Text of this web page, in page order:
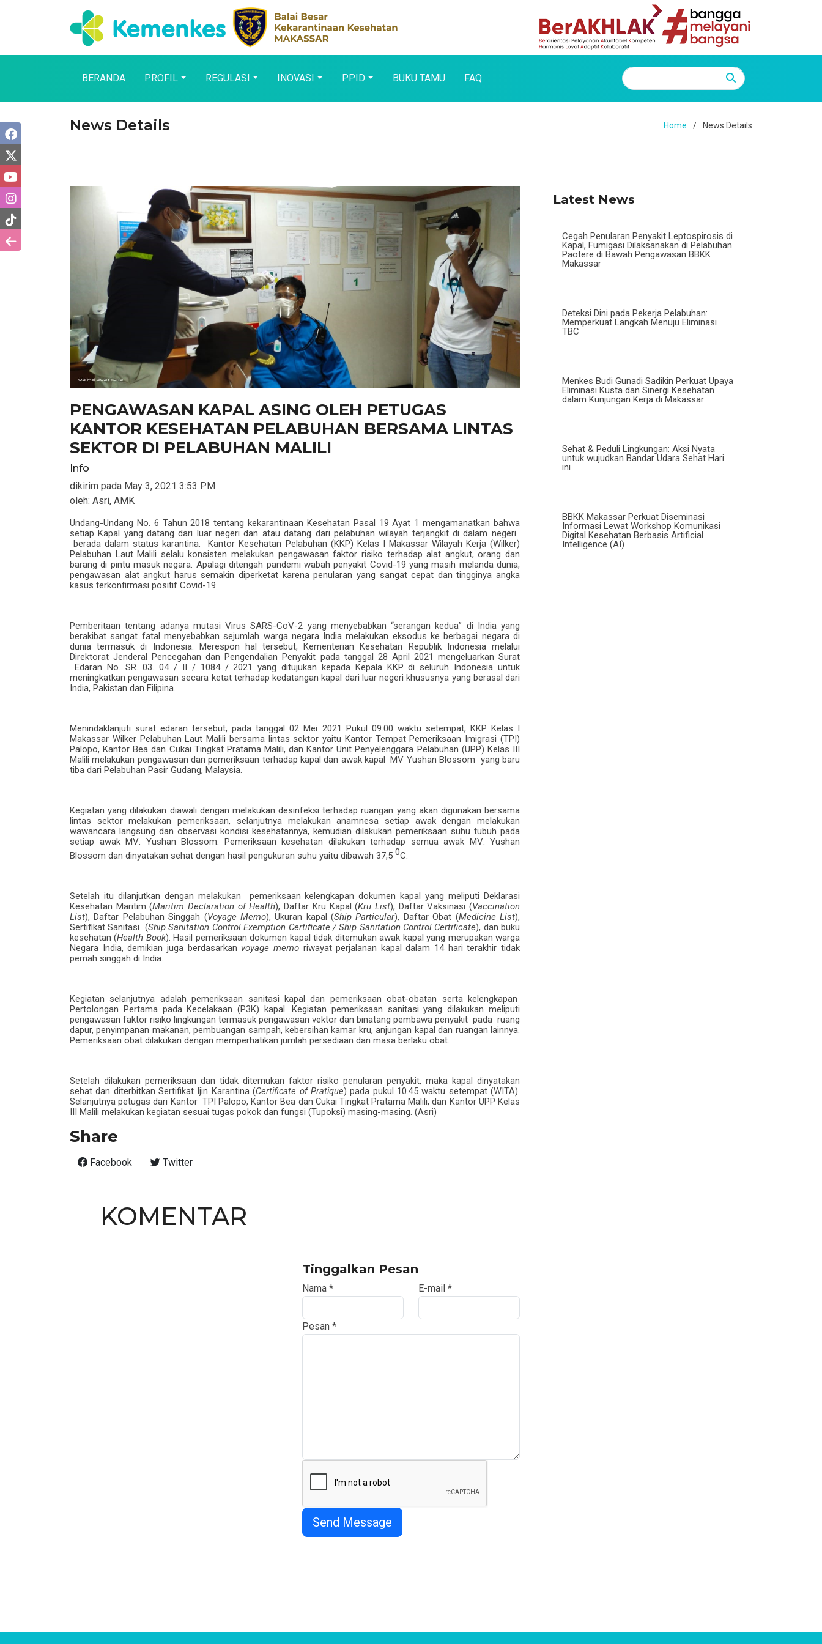
BERANDA PROFIL REGULASI INOVASI PPID BUKU TAMU FAQ
News Details Home News Details
PENGAWASAN KAPAL ASING OLEH PETUGAS
KANTOR KESEHATAN PELABUHAN BERSAMA LINTAS
SEKTOR DI PELABUHAN MALILI
Info
dikirim pada May 3, 2021 3:53 PM
oleh: Asri, AMK
Undang-Undang No. 6 Tahun 2018 tentang kekarantinaan Kesehatan Pasal 19 Ayat 1 mengamanatkan bahwa
setiap Kapal yang datang dari luar negeri dan atau datang dari pelabuhan wilayah terjangkit di dalam negeri
berada dalam status karantina.
Kantor Kesehatan Pelabuhan (KKP) Kelas I Makassar Wilayah Kerja (Wilker)
Pelabuhan Laut Malili selalu konsisten melakukan pengawasan faktor risiko terhadap alat angkut, orang dan
barang di pintu masuk negara. Apalagi ditengah pandemi wabah penyakit Covid-19 yang masih melanda dunia,
pengawasan alat angkut harus semakin diperketat karena penularan yang sangat cepat dan tingginya angka
kasus terkonfirmasi positif Covid-19.
Pemberitaan tentang adanya mutasi Virus SARS-CoV-2 yang menyebabkan “serangan kedua” di India yang
berakibat sangat fatal menyebabkan sejumlah warga negara India melakukan eksodus ke berbagai negara di
dunia termasuk di Indonesia. Merespon hal tersebut, Kementerian Kesehatan Republik Indonesia melalui
Direktorat Jenderal Pencegahan dan Pengendalian Penyakit pada tanggal 28 April 2021 mengeluarkan Surat
Edaran No. SR. 03. 04 / II / 1084 / 2021 yang ditujukan kepada Kepala KKP di seluruh Indonesia untuk
meningkatkan pengawasan secara ketat terhadap kedatangan kapal dari luar negeri khususnya yang berasal dari
India, Pakistan dan Filipina.
Menindaklanjuti surat edaran tersebut, pada tanggal 02 Mei 2021 Pukul 09.00 waktu setempat, KKP Kelas I
Makassar Wilker Pelabuhan Laut Malili bersama lintas sektor yaitu Kantor Tempat Pemeriksaan Imigrasi (TPI)
Palopo, Kantor Bea dan Cukai Tingkat Pratama Malili, dan Kantor Unit Penyelenggara Pelabuhan (UPP) Kelas III
Malili melakukan pengawasan dan pemeriksaan terhadap kapal dan awak kapal MV Yushan Blossom yang baru
tiba dari Pelabuhan Pasir Gudang, Malaysia.
Kegiatan yang dilakukan diawali dengan melakukan desinfeksi terhadap ruangan yang akan digunakan bersama
lintas sektormelakukan pemeriksaan, selanjutnya melakukan anamnesa setiap awak dengan melakukan
wawancara langsung dan observasi kondisi kesehatannya, kemudian dilakukan pemeriksaan suhu tubuh pada
setiap awak MV. Yushan Blossom. Pemeriksaan kesehatan dilakukan terhadap semuaawak MV. Yushan
Blossom dan dinyatakan sehat dengan hasil pengukuran suhu yaitu dibawah 37,5 0C.
Setelah itu dilanjutkan dengan melakukan pemeriksaan kelengkapan dokumen kapal yang meliputi Deklarasi
Kesehatan Maritim (Maritim Declaration of Health), Daftar Kru Kapal (Kru List), Daftar Vaksinasi (Vaccination
List), Daftar Pelabuhan Singgah (Voyage Memo), Ukuran kapal (Ship Particular), Daftar Obat (Medicine List),
Sertifikat Sanitasi (Ship Sanitation Control Exemption Certificate / Ship Sanitation Control Certificate), dan buku
kesehatan (Health Book). Hasil pemeriksaan dokumen kapal tidak ditemukan awak kapal yang merupakan warga
Negara India, demikian juga berdasarkan voyage memoriwayat perjalanan kapal dalam 14 hari terakhir tidak
pernah singgah di India.
Kegiatan selanjutnya adalah pemeriksaan sanitasi kapal dan pemeriksaan obat-obatan serta kelengkapan
Pertolongan Pertama pada Kecelakaan (P3K) kapal. Kegiatan pemeriksaan sanitasi yang dilakukan meliputi
pengawasan faktor risiko lingkungan termasuk pengawasan vektor dan binatang pembawa penyakit pada ruang
dapur, penyimpanan makanan, pembuangan sampah, kebersihan kamar kru, anjungan kapal dan ruangan lainnya.
Pemeriksaan obat dilakukan dengan memperhatikan jumlah persediaan dan masa berlaku obat.
Setelah dilakukan pemeriksaan dan tidak ditemukan faktor risiko penularan penyakit, maka kapal dinyatakan
sehat dan diterbitkan Sertifikat Ijin Karantina (Certificate of Pratique) pada pukul 10.45 waktu setempat (WITA).
Selanjutnya petugas dari Kantor TPI Palopo, Kantor Bea dan Cukai Tingkat Pratama Malili, dan Kantor UPP Kelas
III Malili melakukan kegiatan sesuai tugas pokok dan fungsi (Tupoksi) masing-masing. (Asri)
Share
Facebook Twitter
KOMENTAR
Tinggalkan Pesan
Nama * E-mail *
Pesan *
Latest News
Cegah Penularan Penyakit Leptospirosis di
Kapal, Fumigasi Dilaksanakan di Pelabuhan
Paotere di Bawah Pengawasan BBKK
Makassar
Deteksi Dini pada Pekerja Pelabuhan:
Memperkuat Langkah Menuju Eliminasi
TBC
Menkes Budi Gunadi Sadikin Perkuat Upaya
Eliminasi Kusta dan Sinergi Kesehatan
dalam Kunjungan Kerja di Makassar
Sehat & Peduli Lingkungan: Aksi Nyata
untuk wujudkan Bandar Udara Sehat Hari
ini
BBKK Makassar Perkuat Diseminasi
Informasi Lewat Workshop Komunikasi
Digital Kesehatan Berbasis Artificial
Intelligence (AI)